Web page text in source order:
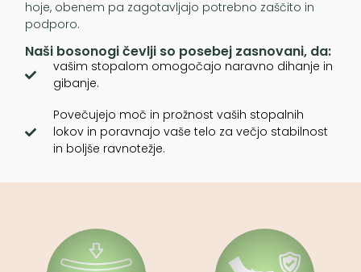
hoje, obenem pa zagotavljajo potrebno zaščito in
podporo.
Naši bosonogi čevlji so posebej zasnovani, da:
vašim stopalom omogočajo naravno dihanje in
gibanje.
Povečujejo moč in prožnost vaših stopalnih
lokov in poravnajo vaše telo za večjo stabilnost
in boljše ravnotežje.